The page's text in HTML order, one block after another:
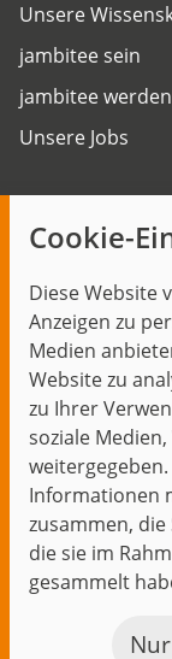
Cookie-
Diese Website
Anzeigen zu
Medien
Website zu
zu Ihrer
soziale
Informationen
zusammen,
die sie im
gesammelt
Unsere
jambitee sein
jambitee werden
Unsere Jobs
Themen im
Events
Start
© 1999–2026